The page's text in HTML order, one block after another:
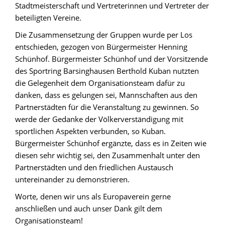
Stadtmeisterschaft und Vertreterinnen und Vertreter der
beteiligten Vereine.
Die Zusammensetzung der Gruppen wurde per Los
entschieden, gezogen von Bürgermeister Henning
Schünhof. Bürgermeister Schünhof und der Vorsitzende
des Sportring Barsinghausen Berthold Kuban nutzten
die Gelegenheit dem Organisationsteam dafür zu
danken, dass es gelungen sei, Mannschaften aus den
Partnerstädten für die Veranstaltung zu gewinnen. So
werde der Gedanke der Völkerverständigung mit
sportlichen Aspekten verbunden, so Kuban.
Bürgermeister Schünhof ergänzte, dass es in Zeiten wie
diesen sehr wichtig sei, den Zusammenhalt unter den
Partnerstädten und den friedlichen Austausch
untereinander zu demonstrieren.
Worte, denen wir uns als Europaverein gerne
anschließen und auch unser Dank gilt dem
Organisationsteam!